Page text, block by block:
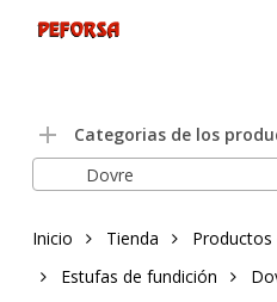
Categorias de los
Dovre
Inicio Tienda Productos
Estufas de fundición